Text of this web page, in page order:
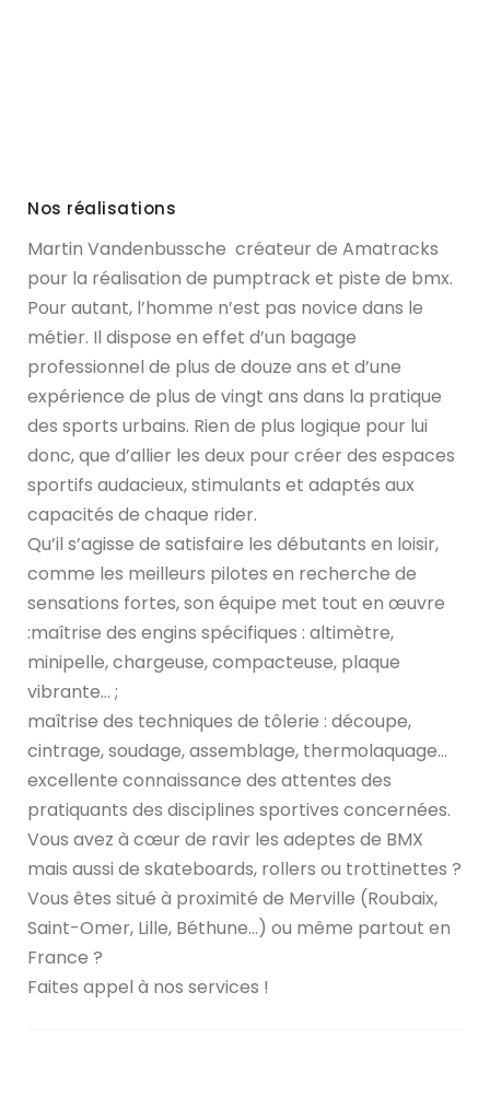
Nos réalisations
Martin Vandenbussche créateur de Amatracks
pour la réalisation de pumptrack et piste de bmx.
Pour autant, l’homme n’est pas novice dans le
métier. Il dispose en effet d’un bagage
professionnel de plus de douze ans et d’une
expérience de plus de vingt ans dans la pratique
des sports urbains. Rien de plus logique pour lui
donc, que d’allier les deux pour créer des espaces
sportifs audacieux, stimulants et adaptés aux
capacités de chaque rider.
Qu’il s’agisse de satisfaire les débutants en loisir,
comme les meilleurs pilotes en recherche de
sensations fortes, son équipe met tout en œuvre
:maîtrise des engins spécifiques : altimètre,
minipelle, chargeuse, compacteuse, plaque
vibrante… ;
maîtrise des techniques de tôlerie : découpe,
cintrage, soudage, assemblage, thermolaquage…
excellente connaissance des attentes des
pratiquants des disciplines sportives concernées.
Vous avez à cœur de ravir les adeptes de BMX
mais aussi de skateboards, rollers ou trottinettes ?
Vous êtes situé à proximité de Merville (Roubaix,
Saint-Omer, Lille, Béthune…) ou même partout en
France ?
Faites appel à nos services !